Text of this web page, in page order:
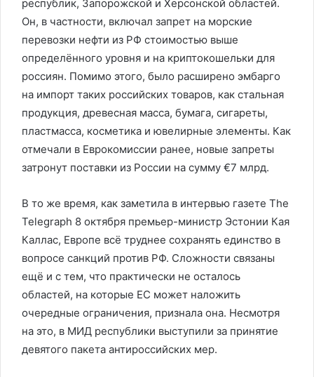
республик, Запорожской и Херсонской областей.
Он, в частности, включал запрет на морские
перевозки нефти из РФ стоимостью выше
определённого уровня и на криптокошельки для
россиян. Помимо этого, было расширено эмбарго
на импорт таких российских товаров, как стальная
продукция, древесная масса, бумага, сигареты,
пластмасса, косметика и ювелирные элементы. Как
отмечали в Еврокомиссии ранее, новые запреты
затронут поставки из России на сумму €7 млрд.
В то же время, как заметила в интервью газете The
Telegraph 8 октября премьер-министр Эстонии Кая
Каллас, Европе всё труднее сохранять единство в
вопросе санкций против РФ. Сложности связаны
ещё и с тем, что практически не осталось
областей, на которые ЕС может наложить
очередные ограничения, признала она. Несмотря
на это, в МИД республики выступили за принятие
девятого пакета антироссийских мер.